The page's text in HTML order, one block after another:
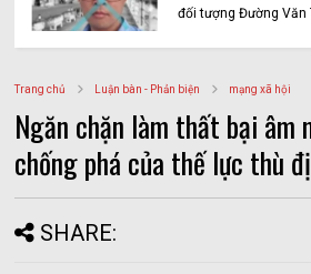
đối tượng Đường Văn
Trang chủ Luận bàn - Phản biện mạng xã hội
Ngăn chặn làm thất bại âm
chống phá của thế lực thù
SHARE: